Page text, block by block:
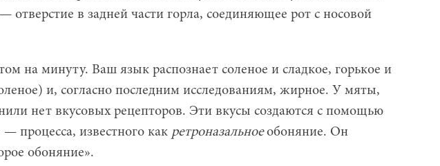
отверстие в задней части горла, соединяющее рот с носовой
на минуту. Ваш язык распознает соленое и сладкое, горькое и
и, согласно последним исследованиям, жирное. У мяты,
нет вкусовых рецепторов. Эти вкусы создаются с помощью
процесса, известного как ретроназальноеобоняние. Он
обоняние».